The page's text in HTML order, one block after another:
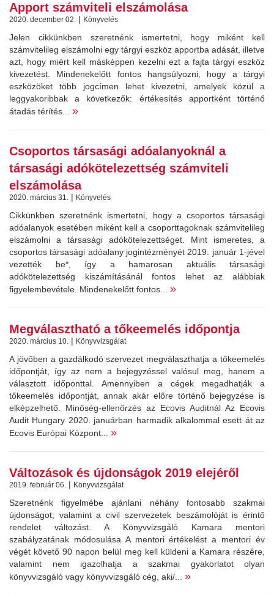
Apport számviteli elszámolása
2020. december 02. | Könyvelés
Jelen cikkünkben szeretnénk ismertetni, hogy miként kell
számvitelileg elszámolni egy tárgyi eszköz apportba adását, illetve
azt, hogy miért kell másképpen kezelni ezt a fajta tárgyi eszköz
kivezetést. Mindenekelőtt fontos hangsúlyozni, hogy a tárgyi
eszközöket több jogcímen lehet kivezetni, amelyek közül a
leggyakoribbak a következők: értékesítés apportként történő
átadás térítés... »
Csoportos társasági adóalanyoknál a
társasági adókötelezettség számviteli
elszámolása
2020. március 31. | Könyvelés
Cikkünkben szeretnénk ismertetni, hogy a csoportos társasági
adóalanyok esetében miként kell a csoporttagoknak számvitelileg
elszámolni a társasági adókötelezettséget. Mint ismeretes, a
csoportos társasági adóalany jogintézményét 2019. január 1-jével
vezették be*, így a hamarosan aktuális társasági
adókötelezettség kiszámításánál fontos lehet az alábbiak
figyelembevétele. Mindenekelőtt fontos... »
Megválasztható a tőkeemelés időpontja
2020. március 10. | Könyvvizsgálat
A jövőben a gazdálkodó szervezet megválaszthatja a tőkeemelés
időpontját, így az nem a bejegyzéssel valósul meg, hanem a
választott időponttal. Amennyiben a cégek megadhatják a
tőkeemelés időpontját, annak akár előre történő bejegyzése is
elképzelhető. Minőség-ellenőrzés az Ecovis Auditnál Az Ecovis
Audit Hungary 2020. januárban harmadik alkalommal esett át az
Ecovis Európai Központ... »
Változások és újdonságok 2019 elejéről
2019. február 06. | Könyvvizsgálat
Szeretnénk figyelmébe ajánlani néhány fontosabb szakmai
újdonságot, valamint a civil szervezetek beszámolóját is érintő
rendelet változást. A Könyvvizsgáló Kamara mentori
szabályzatának módosulása A mentori értékelést a mentori év
végét követő 90 napon belül meg kell küldeni a Kamara részére,
valamint nem igazolhatja a szakmai gyakorlatot olyan
könyvvizsgáló vagy könyvvizsgáló cég, aki/... »